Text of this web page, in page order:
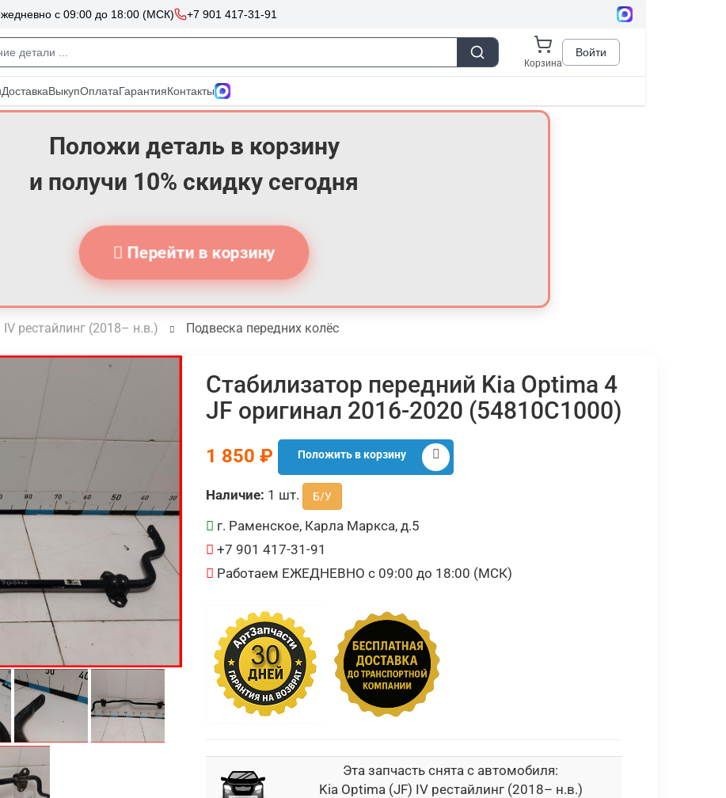
Положи деталь в корзину
и получи 10% скидку сегодня
Перейти в корзину
рестайлинг (2018– н.в.) Подвеска передних колёс
Стабилизатор передний Kia Optima 4
JF оригинал 2016-2020 (54810C1000)
1 850 ₽ Положить в корзину
Наличие: 1 шт. Б/У
г. Раменское, Карла Маркса, д.5
+7 901 417-31-91
Работаем ЕЖЕДНЕВНО с 09:00 до 18:00 (МСК)
Эта запчасть снята с автомобиля:
Kia Optima (JF) IV рестайлинг (2018– н.в.)